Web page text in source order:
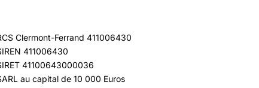
Clermont-Ferrand 411006430
411006430
41100643000036
au capital de 10 000 Euros